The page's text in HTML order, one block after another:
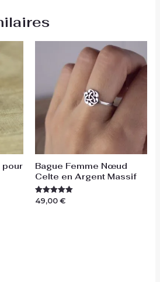
pour
Bague Femme Nœud
Celte en Argent Massif
Note
5.00
49,00 €